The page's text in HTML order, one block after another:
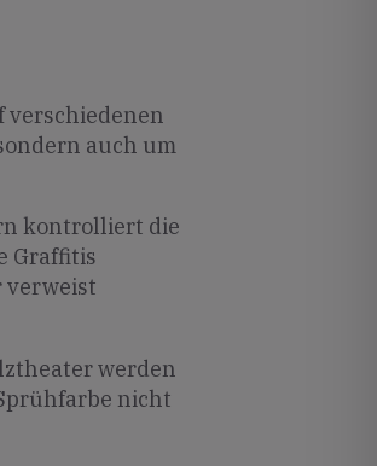
verschiedenen
auch um
kontrolliert die
Graffitis
verweist
werden
nicht